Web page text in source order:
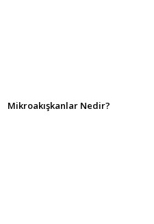
Mikroakışkanlar Nedir?